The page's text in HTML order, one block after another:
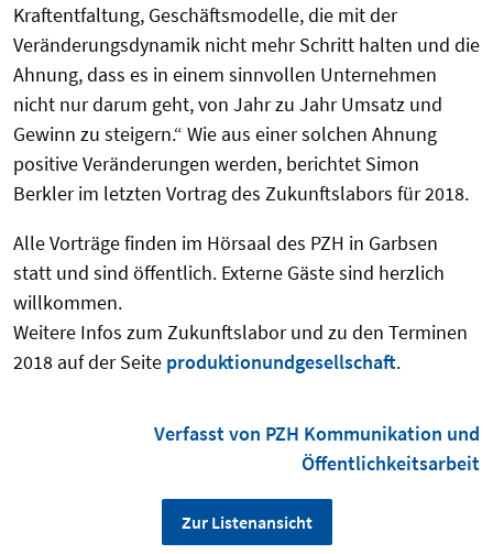
Kraftentfaltung, Geschäftsmodelle, die mit der
Veränderungsdynamik nicht mehr Schritt halten und die
Ahnung, dass es in einem sinnvollen Unternehmen
nicht nur darum geht, von Jahr zu Jahr Umsatz und
Gewinn zu steigern.“ Wie aus einer solchen Ahnung
positive Veränderungen werden, berichtet Simon
Berkler im letzten Vortrag des Zukunftslabors für 2018.
Alle Vorträge finden im Hörsaal des PZH in Garbsen
statt und sind öffentlich. Externe Gäste sind herzlich
willkommen.
Weitere Infos zum Zukunftslabor und zu den Terminen
2018 auf der Seite produktionundgesellschaft.
Verfasst von PZH Kommunikation und
Öffentlichkeitsarbeit
Zur Listenansicht